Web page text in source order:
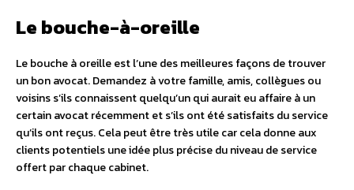
Le bouche-à-oreille
Le bouche à oreille est l’une des meilleures façons de trouver
un bon avocat. Demandez à votre famille, amis, collègues ou
voisins s’ils connaissent quelqu’un qui aurait eu affaire à un
certain avocat récemment et s’ils ont été satisfaits du service
qu’ils ont reçus. Cela peut être très utile car cela donne aux
clients potentiels une idée plus précise du niveau de service
offert par chaque cabinet.